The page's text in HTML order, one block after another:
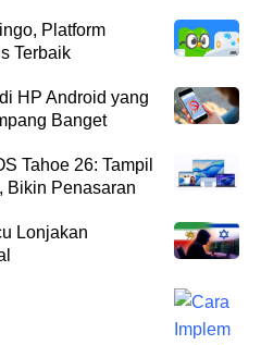
Platform
Terbaik
HP Android yang
Banget
Tahoe 26: Tampil
Bikin Penasaran
Lonjakan